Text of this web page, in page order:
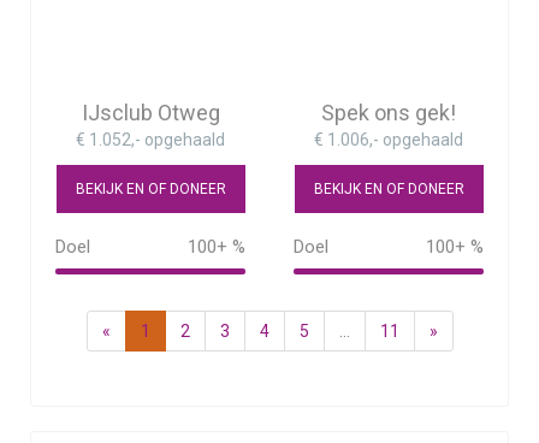
IJsclub Otweg
€ 1.052,- opgehaald
BEKIJK EN OF DONEER
Doel 100+ %
Spek ons gek!
€ 1.006,- opgehaald
BEKIJK EN OF DONEER
Doel 100+ %
101%
« 1 2 3 4 5 11 »